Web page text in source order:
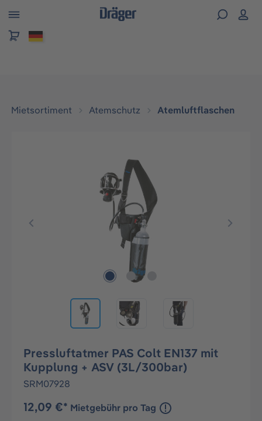
springen
Mietsortiment Atemschutz Atemluftflaschen
Bildergalerie überspringen
Pressluftatmer PAS Colt EN137 mit
Kupplung + ASV (3L/300bar)
SRM07928
Mietgebühr pro Tag
12,09 €*